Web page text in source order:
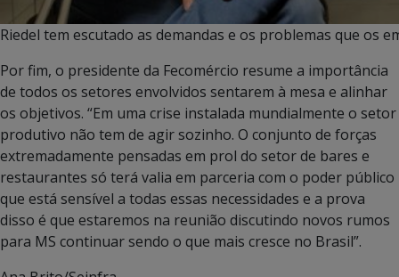
Riedel tem escutado as demandas e os problemas que os
Por fim, o presidente da Fecomércio resume a importância
de todos os setores envolvidos sentarem à mesa e alinhar
os objetivos. “Em uma crise instalada mundialmente o setor
produtivo não tem de agir sozinho. O conjunto de forças
extremadamente pensadas em prol do setor de bares e
restaurantes só terá valia em parceria com o poder público
que está sensível a todas essas necessidades e a prova
disso é que estaremos na reunião discutindo novos rumos
para MS continuar sendo o que mais cresce no Brasil”.